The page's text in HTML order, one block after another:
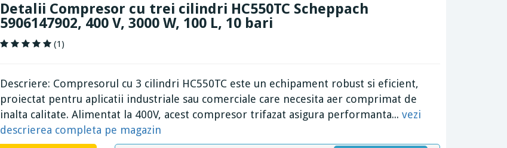
Detalii Compresor cu trei cilindri HC550TC Scheppach
5906147902, 400 V, 3000 W, 100 L, 10 bari
(1)
Descriere: Compresorul cu 3 cilindri HC550TC este un echipament robust si eficient,
proiectat pentru aplicatii industriale sau comerciale care necesita aer comprimat de
inalta calitate. Alimentat la 400V, acest compresor trifazat asigura performanta...vezi
descrierea completa pe magazin